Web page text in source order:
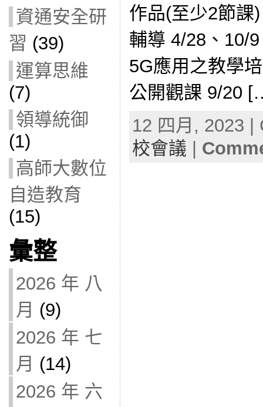
資通安全研
習 (39)
運算思維
(7)
領導統御
(1)
高師大數位
自造教育
(15)
彙整
2026 年 八
月 (9)
2026 年 七
月 (14)
2026 年 六
作品(至少2節課
輔導 4/28、10/
5G應用之教學
公開觀課 9/20
12 四月, 2023
校會議